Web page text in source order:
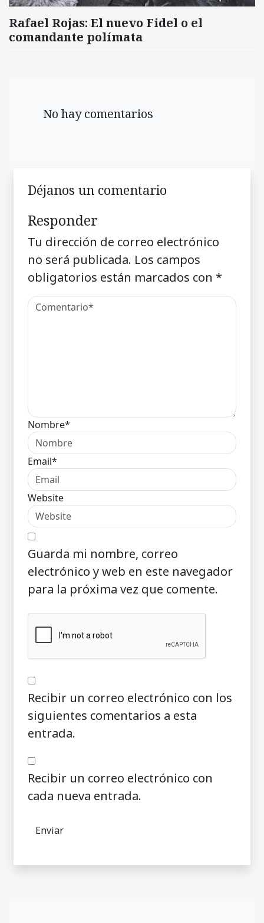
Rafael Rojas: El nuevo Fidel o el
comandante polímata
No hay comentarios
Déjanos un comentario
Responder
Tu dirección de correo electrónico
no será publicada. Los campos
obligatorios están marcados con *
Nombre*
Email*
Website
Guarda mi nombre, correo
electrónico y web en este navegador
para la próxima vez que comente.
Recibir un correo electrónico con los
siguientes comentarios a esta
entrada.
Recibir un correo electrónico con
cada nueva entrada.